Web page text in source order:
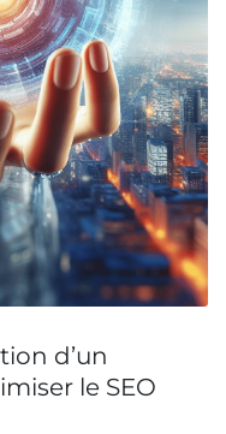
d’un
le SEO